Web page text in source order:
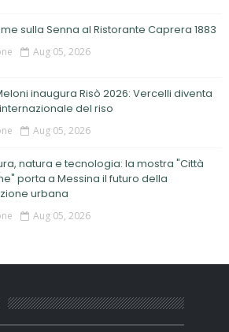
sulla Senna al Ristorante Caprera 1883
Aug 05, 2026
inaugura Risò 2026: Vercelli diventa
del riso
Aug 05, 2026
natura e tecnologia: la mostra "Città
porta a Messina il futuro della
urbana
Aug 05, 2026